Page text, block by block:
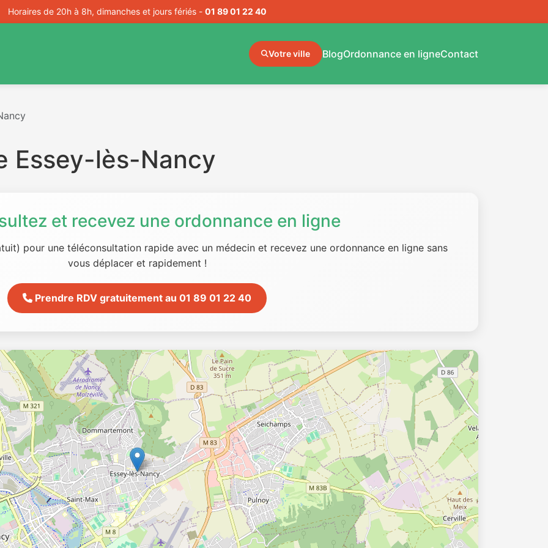
Horaires de 20h à 8h, dimanches et jours fériés - 01 89 01 22 40
Votre ville BlogOrdonnance en ligneContact
Essey-lès-Nancy
et recevez une ordonnance en ligne
pour une téléconsultation rapide avec un médecin et recevez une ordonnance en ligne sans
vous déplacer et rapidement !
Prendre RDV gratuitement au 01 89 01 22 40